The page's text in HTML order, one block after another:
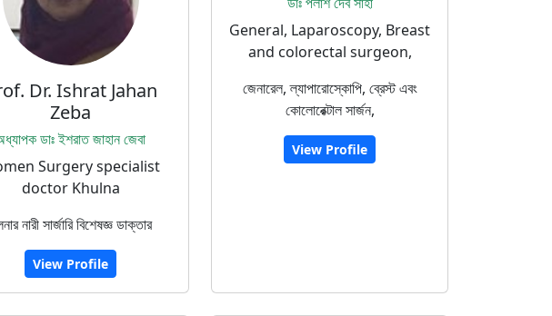
Dr. Ishrat Jahan
Zeba
ডাঃ ইশরাত জাহান জেবা
Surgery specialist
doctor Khulna
নারী সার্জারি বিশেষজ্ঞ ডাক্তার
View Profile
General, Laparoscopy, Breast
and colorectal surgeon,
জেনারেল, ল্যাপারোস্কোপি, ব্রেস্ট এবং
কোলোরেক্টাল সার্জন,
View Profile